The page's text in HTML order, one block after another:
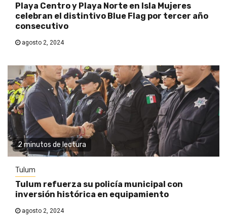
Playa Centro y Playa Norte en Isla Mujeres
celebran el distintivo Blue Flag por tercer año
consecutivo
agosto 2, 2024
2 minutos de lectura
Tulum
Tulum refuerza su policía municipal con
inversión histórica en equipamiento
agosto 2, 2024